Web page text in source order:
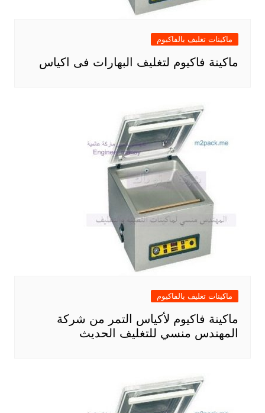
ماكينات تغليف بالفاكيوم
ماكينة فاكيوم لتغليف البهارات فى اكياس
ماكينات تغليف بالفاكيوم
ماكينة فاكيوم لأكياس التمر من شركة
المهندس منسي للتغليف الحديث